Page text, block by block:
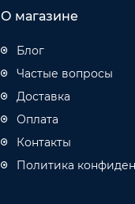
О магазине
Блог
Частые вопросы
Доставка
Оплата
Контакты
Политика